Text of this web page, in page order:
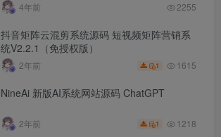
4年前 2255
抖音矩阵云混剪系统源码 短视频矩阵营销系
统V2.2.1（免授权版）
2年前 1 1615
NineAi 新版AI系统网站源码 ChatGPT
2年前 1 1218